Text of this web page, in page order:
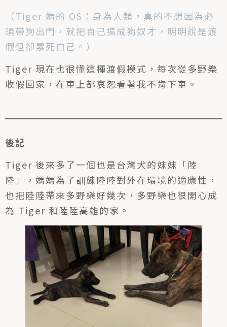
（Tiger 媽的 OS：身為人類，真的不想因為必
須帶狗出門，就把自己搞成狗奴才，明明說是渡
假但卻累死自己。）
Tiger 現在也很懂這種渡假模式，每次從多野樂
收假回家，在車上都哀怨看著我不肯下車。
後記
Tiger 後來多了一個也是台灣犬的妹妹「陸
陸」，媽媽為了訓練陸陸對外在環境的適應性，
也把陸陸帶來多野樂好幾次，多野樂也很開心成
為 Tiger 和陸陸高雄的家。